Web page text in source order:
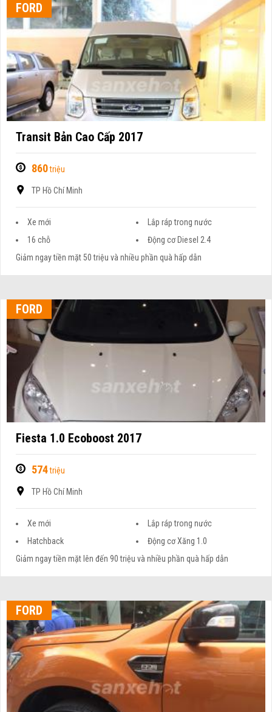
FORD
Transit Bản Cao Cấp 2017
860triệu
TP Hồ Chí Minh
Xe mới
Lắp ráp trong nước
16 chỗ
Động cơ Diesel 2.4
Giảm ngay tiền mặt 50 triệu và nhiều phần quà hấp dẫn
FORD
Fiesta 1.0 Ecoboost 2017
574triệu
TP Hồ Chí Minh
Xe mới
Lắp ráp trong nước
Hatchback
Động cơ Xăng 1.0
Giảm ngay tiền mặt lên đến 90 triệu và nhiều phần quà hấp dẫn
FORD